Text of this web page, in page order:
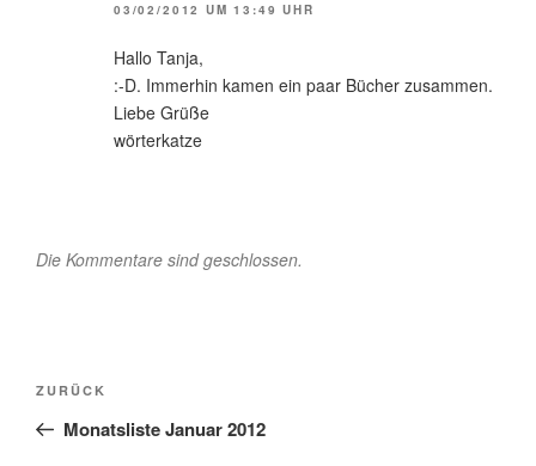
03/02/2012 UM 13:49 UHR
Hallo Tanja,
:-D. Immerhin kamen ein paar Bücher zusammen.
Liebe Grüße
wörterkatze
Die Kommentare sind geschlossen.
Beitragsnavigation
Vorheriger
Beitrag
ZURÜCK
Monatsliste Januar 2012